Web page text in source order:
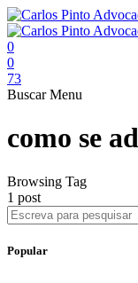
0
0
73
Buscar Menu
como se
Browsing Tag
1 post
Popular